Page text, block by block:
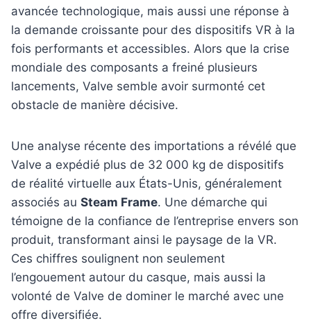
avancée technologique, mais aussi une réponse à
la demande croissante pour des dispositifs VR à la
fois performants et accessibles. Alors que la crise
mondiale des composants a freiné plusieurs
lancements, Valve semble avoir surmonté cet
obstacle de manière décisive.
Une analyse récente des importations a révélé que
Valve a expédié plus de 32 000 kg de dispositifs
de réalité virtuelle aux États-Unis, généralement
associés au Steam Frame. Une démarche qui
témoigne de la confiance de l’entreprise envers son
produit, transformant ainsi le paysage de la VR.
Ces chiffres soulignent non seulement
l’engouement autour du casque, mais aussi la
volonté de Valve de dominer le marché avec une
offre diversifiée.